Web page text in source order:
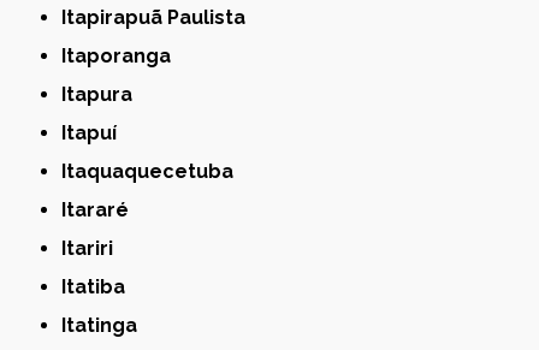
Itapirapuã Paulista
Itaporanga
Itapura
Itapuí
Itaquaquecetuba
Itararé
Itariri
Itatiba
Itatinga